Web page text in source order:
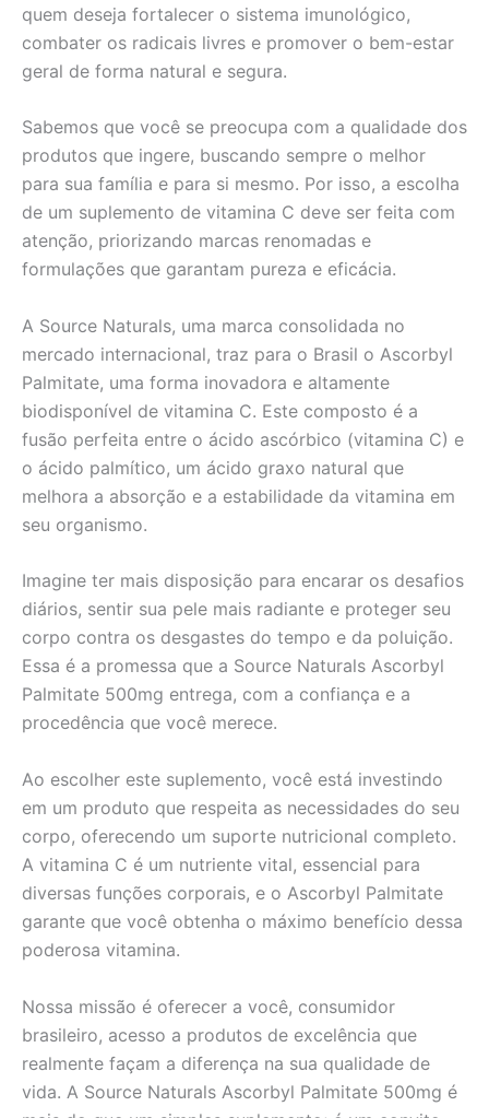
quem deseja fortalecer o sistema imunológico,
combater os radicais livres e promover o bem-estar
geral de forma natural e segura.
Sabemos que você se preocupa com a qualidade dos
produtos que ingere, buscando sempre o melhor
para sua família e para si mesmo. Por isso, a escolha
de um suplemento de vitamina C deve ser feita com
atenção, priorizando marcas renomadas e
formulações que garantam pureza e eficácia.
A Source Naturals, uma marca consolidada no
mercado internacional, traz para o Brasil o Ascorbyl
Palmitate, uma forma inovadora e altamente
biodisponível de vitamina C. Este composto é a
fusão perfeita entre o ácido ascórbico (vitamina C) e
o ácido palmítico, um ácido graxo natural que
melhora a absorção e a estabilidade da vitamina em
seu organismo.
Imagine ter mais disposição para encarar os desafios
diários, sentir sua pele mais radiante e proteger seu
corpo contra os desgastes do tempo e da poluição.
Essa é a promessa que a Source Naturals Ascorbyl
Palmitate 500mg entrega, com a confiança e a
procedência que você merece.
Ao escolher este suplemento, você está investindo
em um produto que respeita as necessidades do seu
corpo, oferecendo um suporte nutricional completo.
A vitamina C é um nutriente vital, essencial para
diversas funções corporais, e o Ascorbyl Palmitate
garante que você obtenha o máximo benefício dessa
poderosa vitamina.
Nossa missão é oferecer a você, consumidor
brasileiro, acesso a produtos de excelência que
realmente façam a diferença na sua qualidade de
vida. A Source Naturals Ascorbyl Palmitate 500mg é